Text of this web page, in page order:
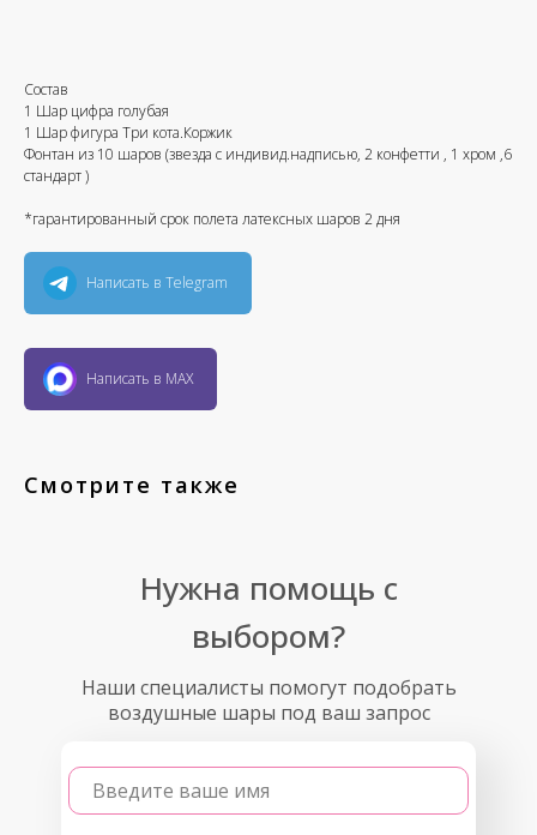
Состав
1 Шар цифра голубая
1 Шар фигура Три кота.Коржик
Фонтан из 10 шаров (звезда с индивид.надписью, 2 конфетти , 1 хром ,6
стандарт )
*гарантированный срок полета латексных шаров 2 дня
Написать в Telegram
Написать в MAX
Смотрите также
Наши специалисты помогут подобрать
воздушные шары под ваш запрос
Введите ваше имя
Нужна помощь с
выбором?